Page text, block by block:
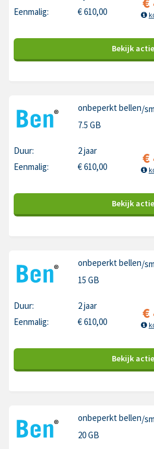
Eenmalig:
€610,00
Bekijk actie
onbeperkt bellen/
7.5 GB
Duur:
2 jaar
Eenmalig:
€610,00 €
Bekijk actie
onbeperkt bellen/
15 GB
Duur:
2 jaar
Eenmalig:
€610,00 €
Bekijk actie
onbeperkt bellen/
20 GB